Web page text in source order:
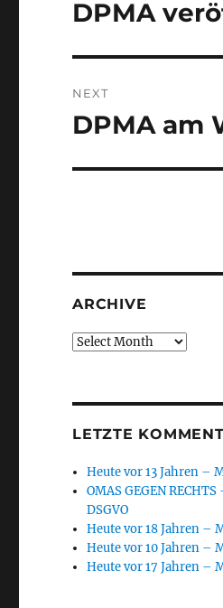
Previous
DPMA
NEXT
Next
DPMA am
ARCHIVE
Archive
LETZTE
Heute vor 13 Jahren –
OMAS GEGEN
DSGVO
Heute vor 18 Jahren –
Heute vor 10 Jahren –
Heute vor 17 Jahren –